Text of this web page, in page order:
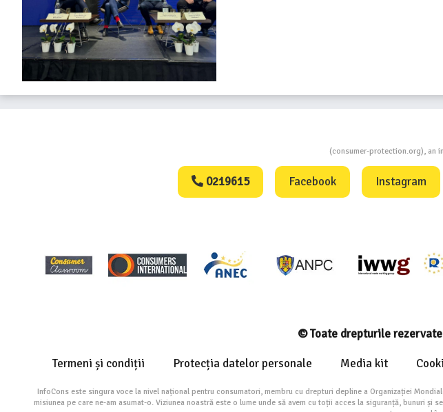
(consumer-protection.org), an
0219615 Facebook Instagram
© Toate drepturile
Termeni și condiții Protecția datelor personale Media kit
InfoCons este singura voce la nivel național pentru consumatori, membru cu drepturi depline a Organizației
misiunea pe care ne-am asumat-o. Viziunea noastră este o lume unde să avem cu toții acces la siguranță, bunuri